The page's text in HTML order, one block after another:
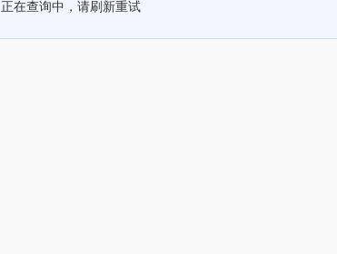
正在查询中，请刷新重试